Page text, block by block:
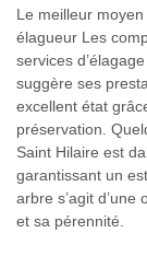
Le meilleur
élagueur Les
services
suggère ses
excellent état
préservation.
Saint Hilaire est
garantissant un
arbre s’agit
et sa pérennité.